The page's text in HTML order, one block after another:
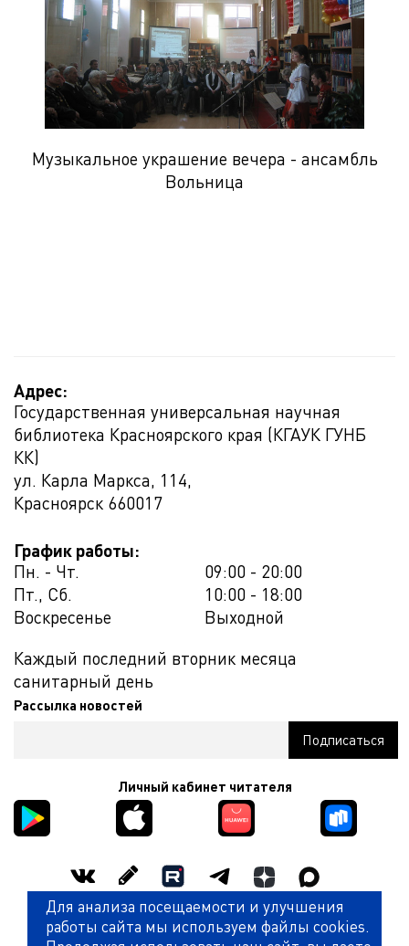
Музыкальное украшение вечера - ансамбль
Вольница
Адрес:
Государственная универсальная научная
библиотека Красноярского края (КГАУК ГУНБ
КК)
ул. Карла Маркса, 114,
Красноярск 660017
График работы:
Пн. - Чт.
09:00 - 20:00
Пт., Сб.
10:00 - 18:00
Воскресенье
Выходной
Каждый последний вторник месяца
санитарный день
Рассылка новостей
Личный кабинет читателя
Оценить работу библиотеки
Для анализа посещаемости и улучшения
работы сайта мы используем файлы cookies.